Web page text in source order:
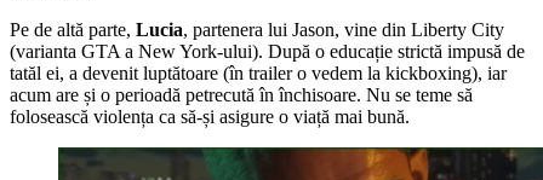
Pe de altă parte, Lucia, partenera lui Jason, vine din Liberty City
(varianta GTA a New York-ului). După o educație strictă impusă de
tatăl ei, a devenit luptătoare (în trailer o vedem la kickboxing), iar
acum are și o perioadă petrecută în închisoare. Nu se teme să
folosească violența ca să-și asigure o viață mai bună.